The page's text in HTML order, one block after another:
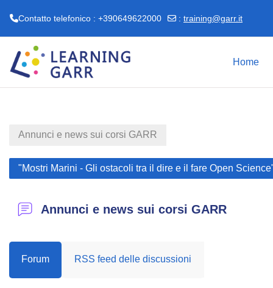
Contatto telefonico : +390649622000 : training@garr.it
Home
Annunci e news sui corsi GARR
"Mostri Marini - Gli ostacoli tra il dire e il fare Open
Annunci e news sui corsi GARR
Forum RSS feed delle discussioni